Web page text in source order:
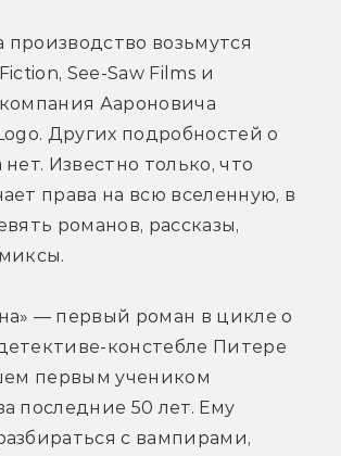
производство возьмутся
See-Saw Films и
Аароновича
Других подробностей о
Известно только, что
права на всю вселенную, в
романов, рассказы,
— первый роман в цикле о
констебле Питере
первым учеником
последние 50 лет. Ему
с вампирами,